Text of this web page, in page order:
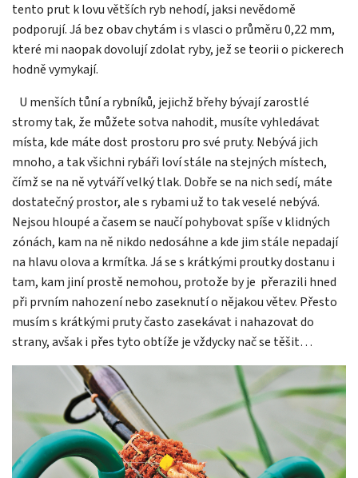
tento prut k lovu větších ryb nehodí, jaksi nevědomě
podporují. Já bez obav chytám i s vlasci o průměru 0,22 mm,
které mi naopak dovolují zdolat ryby, jež se teorii o pickerech
hodně vymykají.
U menších tůní a rybníků, jejichž břehy bývají zarostlé
stromy tak, že můžete sotva nahodit, musíte vyhledávat
místa, kde máte dost prostoru pro své pruty. Nebývá jich
mnoho, a tak všichni rybáři loví stále na stejných místech,
čímž se na ně vytváří velký tlak. Dobře se na nich sedí, máte
dostatečný prostor, ale s rybami už to tak veselé nebývá.
Nejsou hloupé a časem se naučí pohybovat spíše v klidných
zónách, kam na ně nikdo nedosáhne a kde jim stále nepadají
na hlavu olova a krmítka. Já se s krátkými proutky dostanu i
tam, kam jiní prostě nemohou, protože by je přerazili hned
při prvním nahození nebo zaseknutí o nějakou větev. Přesto
musím s krátkými pruty často zasekávat i nahazovat do
strany, avšak i přes tyto obtíže je vždycky nač se těšit…